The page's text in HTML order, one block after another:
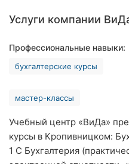
Хмельницкий
Киев
Услуги компании
Профессиональные навыки:
бухгалтерские курсы
мастер-классы
Учебный центр «ВиДа»
курсы в Кропивницком:
1 С Бухгалтерия